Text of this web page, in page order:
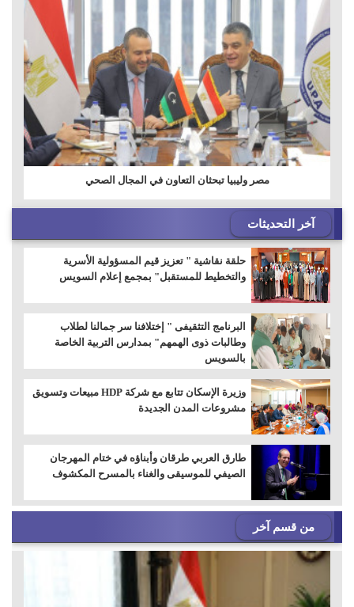
مصر وليبيا تبحثان التعاون في المجال الصحي
آخر التحديثات
حلقة نقاشية " تعزيز قيم المسؤولية الأسرية
والتخطيط للمستقبل" بمجمع إعلام السويس
البرنامج التثقيفى " إختلافنا سر جمالنا لطلاب
وطالبات ذوى الهمهم" بمدارس التربية الخاصة
بالسويس
وزيرة الإسكان تتابع مع شركة HDP مبيعات وتسويق
مشروعات المدن الجديدة
طارق العربي طرقان وأبناؤه في ختام المهرجان
الصيفي للموسيقى والغناء بالمسرح المكشوف
من قسم آخر